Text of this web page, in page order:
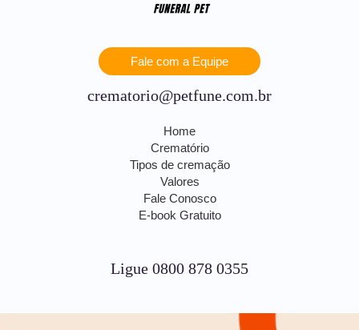
Fale com a Equipe
crematorio@petfune.com.br
Home
Crematório
Tipos de cremação
Valores
Fale Conosco
E-book Gratuito
Ligue 0800 878 0355